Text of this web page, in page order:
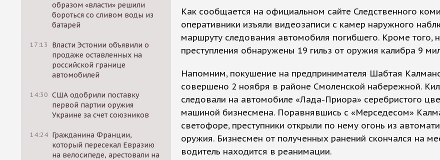
образом «власти» решили
бороться со сливом воды из
батарей
17:13
Власти Эстонии объявили о
продаже оставленных на
российской границе
автомобилей
14:30 США одобрили поставку
первой партии оружия
Украине за счет союзников
14:24 Гражданина Франции,
который пересекал Евразию
на велосипеде, арестовали на
Как сообщается на официальном сайте Следственного
оперативники изъяли видеозаписи с камер наружного
маршруту следования автомобиля погибшего. Кроме того,
преступления обнаружены 19 гильз от оружия калибра 9
Напомним, покушение на предпринимателя Шабтая
совершено 2 ноября в районе Смоленской набережной.
следовали на автомобиле «Лада-Приора» серебристого
машиной бизнесмена. Поравнявшись с «Мерседесом»
светофоре, преступники открыли по нему огонь из
оружия. Бизнесмен от полученных ранений скончался на
водитель находится в реанимации.